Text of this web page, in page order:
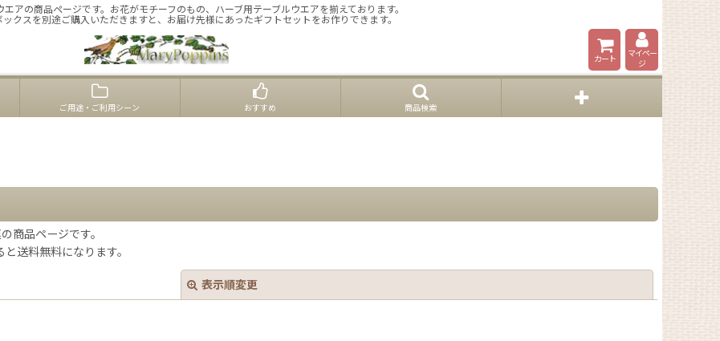
エアの商品ページです。お花がモチーフのもの、ハーブ用テーブルウエアを揃えております。
ックスを別途ご購入いただきますと、お届け先様にあったギフトセットをお作りできます。
カート
マイペー
ジ
ご用途・ご利用シーン おすすめ 商品検索
商品ページです。
送料無料になります。
表示順変更